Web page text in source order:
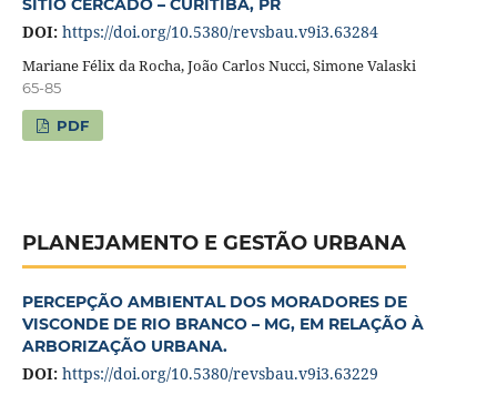
SÍTIO CERCADO – CURITIBA, PR
DOI: https://doi.org/10.5380/revsbau.v9i3.63284
Mariane Félix da Rocha, João Carlos Nucci, Simone Valaski
65-85
PDF
PLANEJAMENTO E GESTÃO URBANA
PERCEPÇÃO AMBIENTAL DOS MORADORES DE
VISCONDE DE RIO BRANCO – MG, EM RELAÇÃO À
ARBORIZAÇÃO URBANA.
DOI: https://doi.org/10.5380/revsbau.v9i3.63229